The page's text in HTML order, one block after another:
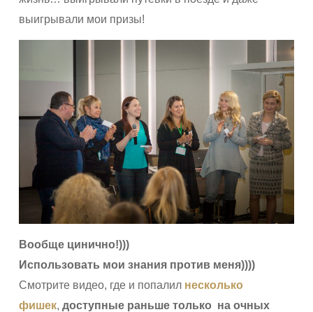
выигрывали мои призы!
Вообще цинично!)))
Использовать мои знания против меня))))
Смотрите видео, где и попалил несколько
фишек, доступные раньше только на очных